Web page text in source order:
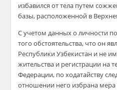
избавился от тела путем
базы, расположенной в
С учетом данных о личности
того обстоятельства, что он
Республики Узбекистан и не
жительства и регистрации на
Федерации, по ходатайству
отношении него избрана мера